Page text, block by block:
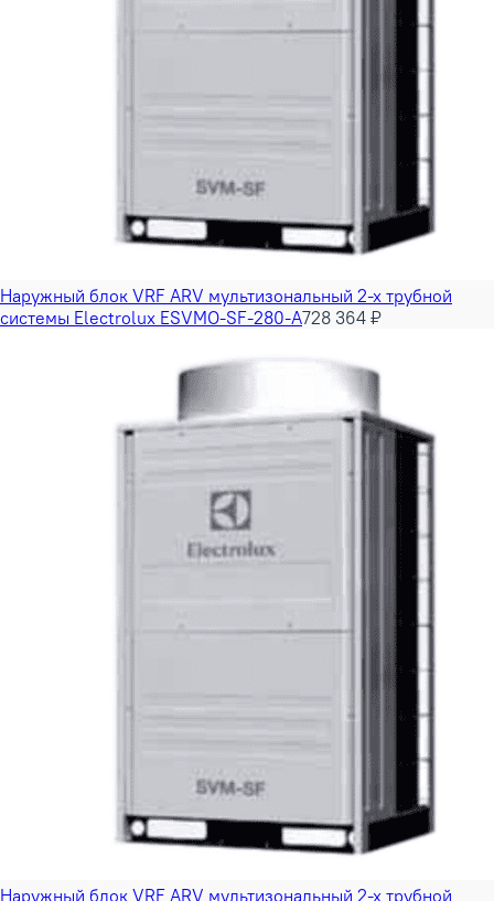
Наружный блок VRF ARV мультизональный 2-х трубной
системы Electrolux ESVMO-SF-280-A728 364 ₽
Наружный блок VRF ARV мультизональный 2-х трубной